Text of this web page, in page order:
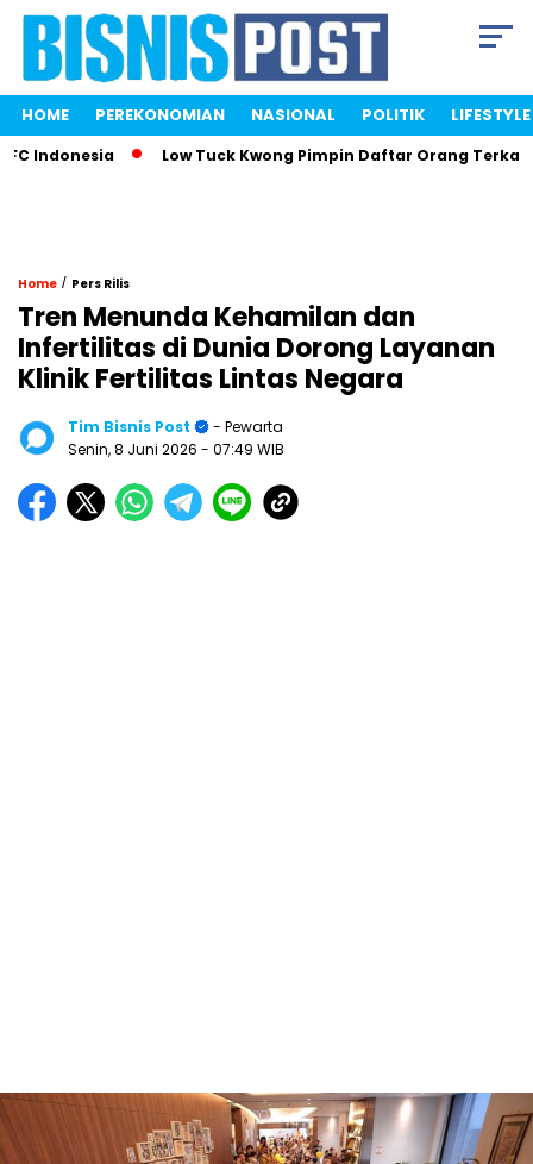
HOME PEREKONOMIAN NASIONAL POLITIK LIFESTYLE
Low Tuck Kwong Pimpin Daftar Orang Terkaya
Home / Pers Rilis
Tren Menunda Kehamilan dan
Infertilitas di Dunia Dorong Layanan
Klinik Fertilitas Lintas Negara
Tim Bisnis Post
- Pewarta
Senin, 8 Juni 2026 - 07:49 WIB